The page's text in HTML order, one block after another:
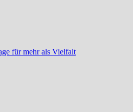
für mehr als Vielfalt